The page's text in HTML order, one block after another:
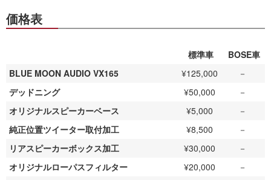
価格表
標準車
BOSE車
BLUE MOON AUDIO VX165
¥125,000
－
デッドニング
¥50,000
－
オリジナルスピーカーベース
¥5,000
－
純正位置ツイーター取付加工
¥8,500
－
リアスピーカーボックス加工
¥30,000
－
オリジナルローパスフィルター
¥20,000
－